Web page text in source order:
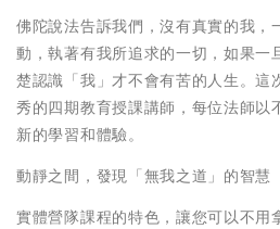
佛陀說法告訴我們，沒有真實的我，
動，執著有我所追求的一切，如果一
楚認識「我」才不會有苦的人生。這
秀的四期教育授課講師，每位法師以
新的學習和體驗。
動靜之間，發現「無我之道」的智慧
實體營隊課程的特色，讓您可以不用